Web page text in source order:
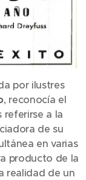
por ilustres
, reconocía el
referirse a la
de su
en varias
producto de la
realidad de un